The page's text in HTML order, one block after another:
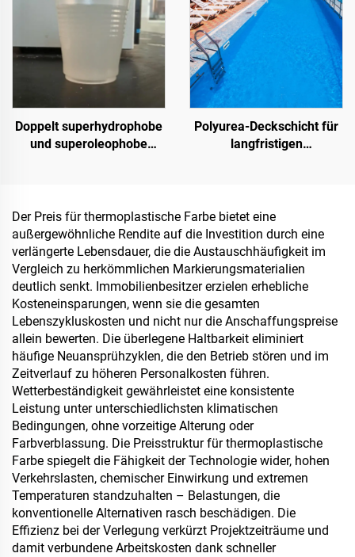
Anwendungen
Doppelt superhydrophobe
und superoleophobe
oder in anderen
Szenarien, bei denen
hydrophobe und
oleophobe Eigenschaften
erforderlich sind
Polyurea-Deckschicht für
langfristigen
Der Preis für thermoplastische Farbe bietet eine
außergewöhnliche Rendite auf die Investition durch eine
verlängerte Lebensdauer, die die Austauschhäufigkeit im
Vergleich zu herkömmlichen Markierungsmaterialien
deutlich senkt. Immobilienbesitzer erzielen erhebliche
Kosteneinsparungen, wenn sie die gesamten
Lebenszykluskosten und nicht nur die Anschaffungspreise
allein bewerten. Die überlegene Haltbarkeit eliminiert
häufige Neuansprühzyklen, die den Betrieb stören und im
Zeitverlauf zu höheren Personalkosten führen.
Wetterbeständigkeit gewährleistet eine konsistente
Leistung unter unterschiedlichsten klimatischen
Bedingungen, ohne vorzeitige Alterung oder
Farbverblassung. Die Preisstruktur für thermoplastische
Farbe spiegelt die Fähigkeit der Technologie wider, hohen
Verkehrslasten, chemischer Einwirkung und extremen
Temperaturen standzuhalten – Belastungen, die
konventionelle Alternativen rasch beschädigen. Die
Effizienz bei der Verlegung verkürzt Projektzeiträume und
damit verbundene Arbeitskosten dank schneller